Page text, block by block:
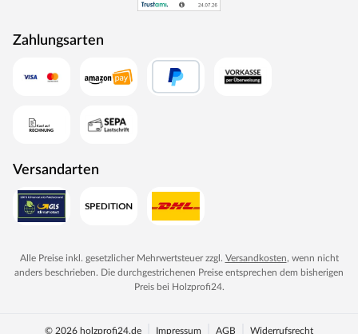
Zahlungsarten
Versandarten
Alle Preise inkl. gesetzlicher Mehrwertsteuer zzgl. Versandkosten, wenn nicht
anders beschrieben. Die durchgestrichenen Preise entsprechen dem bisherigen
Preis bei Holzprofi24.
© 2026 holzprofi24.de Impressum AGB Widerrufsrecht